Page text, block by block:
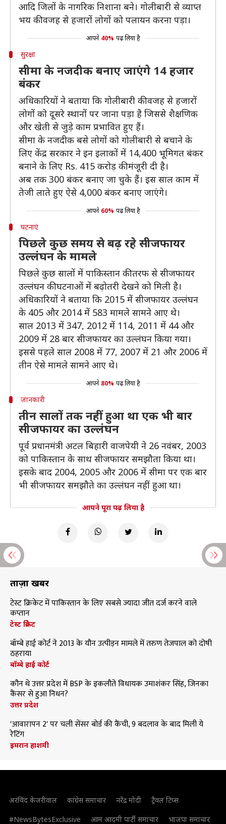
आदि जिलों के नागरिक निशाना बने। गोलीबारी से व्याप्त
भय की वजह से हजारों लोगों को पलायन करना पड़ा।
आपने 40% पढ़ लिया है
सुरक्षा
सीमा के नजदीक बनाए जाएंगे 14 हजार
बंकर
अधिकारियों ने बताया कि गोलीबारी की वजह से हजारों
लोगों को दूसरे स्थानों पर जाना पड़ा है जिससे शैक्षणिक
और खेती से जुड़े काम प्रभावित हुए हैं।
सीमा के नजदीक बसे लोगों को गोलीबारी से बचाने के
लिए केंद्र सरकार ने इन इलाकों में 14,400 भूमिगत बंकर
बनाने के लिए Rs. 415 करोड़ की मंजूरी दी है।
अब तक 300 बंकर बनाए जा चुके हैं। इस साल काम में
तेजी लाते हुए ऐसे 4,000 बंकर बनाए जाएंगे।
आपने 60% पढ़ लिया है
घटनाएं
पिछले कुछ समय से बढ़ रहे सीजफायर
उल्लंघन के मामले
पिछले कुछ सालों में पाकिस्तान की तरफ से सीजफायर
उल्लंघन की घटनाओं में बढ़ोतरी देखने को मिली है।
अधिकारियों ने बताया कि 2015 में सीजफायर उल्लंघन
के 405 और 2014 में 583 मामले सामने आए थे।
साल 2013 में 347, 2012 में 114, 2011 में 44 और
2009 में 28 बार सीजफायर का उल्लंघन किया गया।
इससे पहले साल 2008 में 77, 2007 में 21 और 2006 में
तीन ऐसे मामले सामने आए थे।
आपने 80% पढ़ लिया है
जानकारी
तीन सालों तक नहीं हुआ था एक भी बार
सीजफायर का उल्लंघन
पूर्व प्रधानमंत्री अटल बिहारी वाजपेयी ने 26 नवंबर, 2003
को पाकिस्तान के साथ सीजफायर समझौता किया था।
इसके बाद 2004, 2005 और 2006 में सीमा पर एक बार
भी सीजफायर समझौते का उल्लंघन नहीं हुआ था।
आपने पूरा पढ़ लिया है
ताज़ा खबरें
टेस्ट क्रिकेट में पाकिस्तान के लिए सबसे ज्यादा जीत दर्ज करने वाले
कप्तान
टेस्ट क्रिकेट
बॉम्बे हाई कोर्ट ने 2013 के यौन उत्पीड़न मामले में तरुण तेजपाल को दोषी
ठहराया
बॉम्बे हाई कोर्ट
कौन थे उत्तर प्रदेश में BSP के इकलौते विधायक उमाशंकर सिंह, जिनका
कैंसर से हुआ निधन?
उत्तर प्रदेश
'आवारापन 2' पर चली सेंसर बोर्ड की कैंची, 9 बदलाव के बाद मिली ये
रेटिंग
इमरान हाशमी
अरविंद केजरीवाल कांग्रेस समाचार नरेंद्र मोदी
ट्रैवल टिप्स
#NewsBytesExclusive
आम आदमी पार्टी समाचार भाजपा समाचार